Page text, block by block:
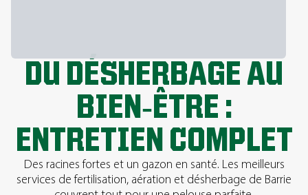
DU DÉSHERBAGE AU
BIEN‑ÊTRE :
ENTRETIEN COMPLET
Des racines fortes et un gazon en santé. Les meilleurs
services de fertilisation, aération et désherbage de Barrie